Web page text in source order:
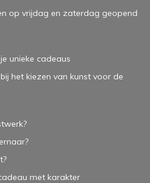
op vrijdag en zaterdag geopend
unieke cadeaus
het kiezen van kunst voor de
met karakter